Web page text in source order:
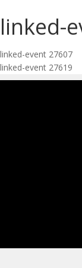
linked-
Navigation
de
linked-event 27607
linked-event 27619